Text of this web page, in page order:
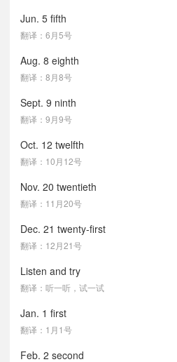
Jun. 5 fifth
翻译：6月5号
Aug. 8 eighth
翻译：8月8号
Sept. 9 ninth
翻译：9月9号
Oct. 12 twelfth
翻译：10月12号
Nov. 20 twentieth
翻译：11月20号
Dec. 21 twenty-first
翻译：12月21号
Listen and try
翻译：听一听，试一试
Jan. 1 first
翻译：1月1号
Feb. 2 second